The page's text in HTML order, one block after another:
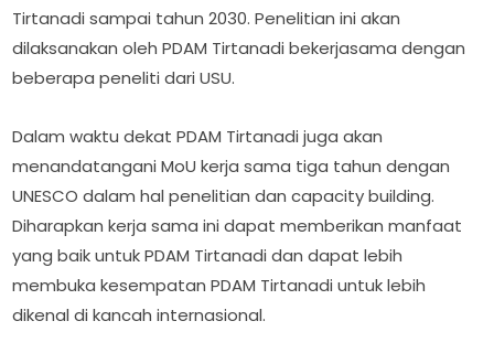
Tirtanadi sampai tahun 2030. Penelitian ini akan
dilaksanakan oleh PDAM Tirtanadi bekerjasama dengan
beberapa peneliti dari USU.
Dalam waktu dekat PDAM Tirtanadi juga akan
menandatangani MoU kerja sama tiga tahun dengan
UNESCO dalam hal penelitian dan capacity building.
Diharapkan kerja sama ini dapat memberikan manfaat
yang baik untuk PDAM Tirtanadi dan dapat lebih
membuka kesempatan PDAM Tirtanadi untuk lebih
dikenal di kancah internasional.